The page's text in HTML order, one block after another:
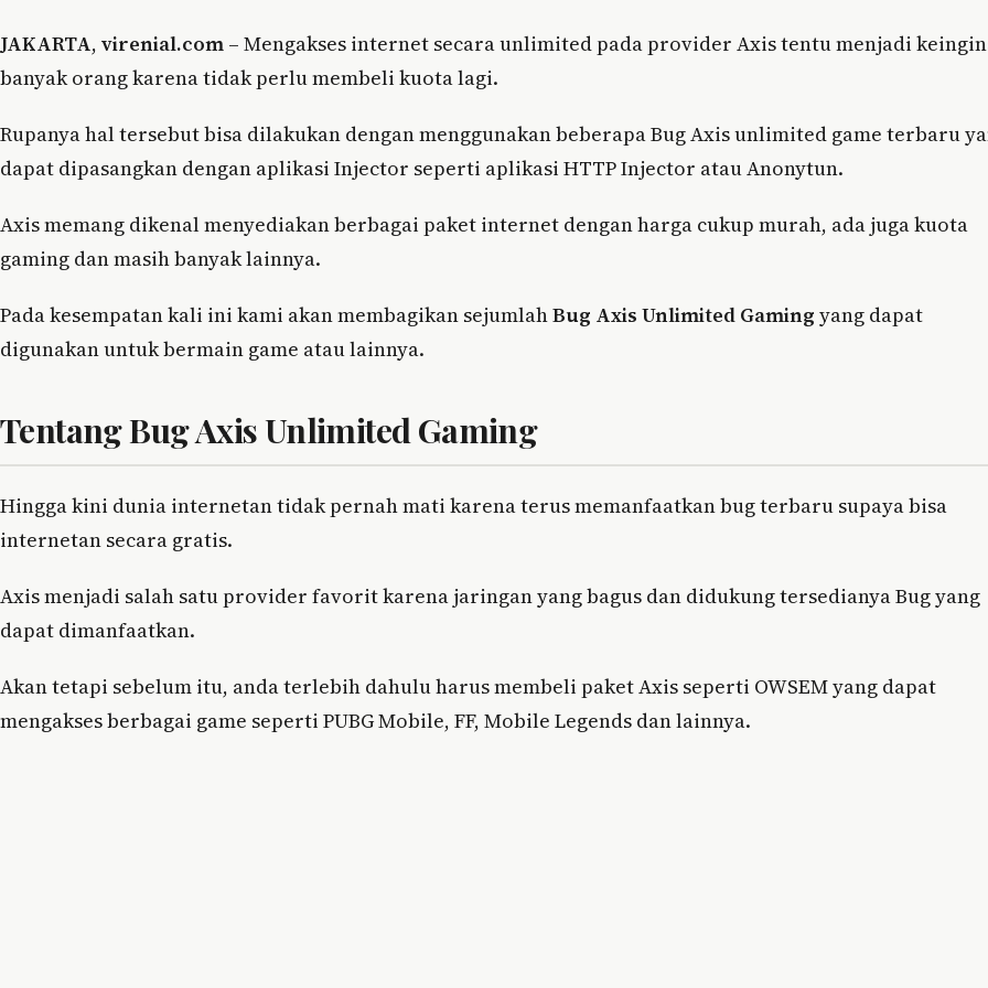
JAKARTA, virenial.com – Mengakses internet secara unlimited pada provider Axis tentu menjadi
banyak orang karena tidak perlu membeli kuota lagi.
Rupanya hal tersebut bisa dilakukan dengan menggunakan beberapa Bug Axis unlimited game terbaru
dapat dipasangkan dengan aplikasi Injector seperti aplikasi HTTP Injector atau Anonytun.
Axis memang dikenal menyediakan berbagai paket internet dengan harga cukup murah, ada juga kuota
gaming dan masih banyak lainnya.
Pada kesempatan kali ini kami akan membagikan sejumlahBug Axis Unlimited Gaming yang dapat
digunakan untuk bermain game atau lainnya.
Tentang Bug Axis Unlimited Gaming
Hingga kini dunia internetan tidak pernah mati karena terus memanfaatkan bug terbaru supaya bisa
internetan secara gratis.
Axis menjadi salah satu provider favorit karena jaringan yang bagus dan didukung tersedianya Bug yang
dapat dimanfaatkan.
Akan tetapi sebelum itu, anda terlebih dahulu harus membeli paket Axis seperti OWSEM yang dapat
mengakses berbagai game seperti PUBG Mobile, FF, Mobile Legends dan lainnya.